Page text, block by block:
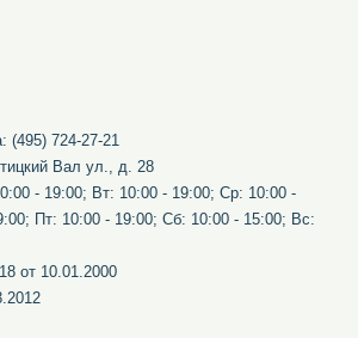
(495) 724-27-21
Вал ул., д. 28
- 19:00; Вт: 10:00 - 19:00; Ср: 10:00 -
Пт: 10:00 - 19:00; Сб: 10:00 - 15:00; Вс:
от 10.01.2000